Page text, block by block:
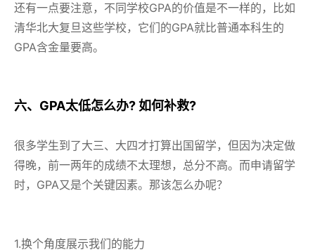
还有一点要注意，不同学校GPA的价值是不一样的，比如
清华北大复旦这些学校，它们的GPA就比普通本科生的
GPA含金量要高。
六、GPA太低怎么办? 如何补救?
很多学生到了大三、大四才打算出国留学，但因为决定做
得晚，前一两年的成绩不太理想，总分不高。而申请留学
时，GPA又是个关键因素。那该怎么办呢？
1.换个角度展示我们的能力